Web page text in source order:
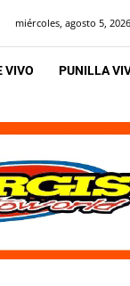
miércoles, agosto 5, 2026
VIVO PUNILLA